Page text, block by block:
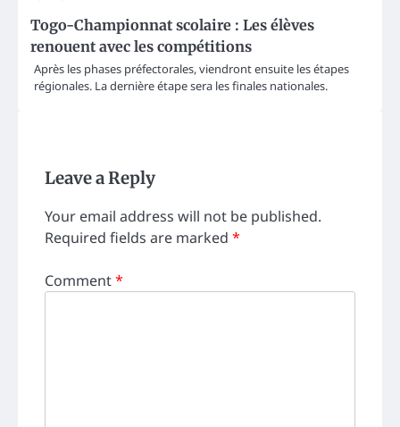
Togo-Championnat scolaire : Les élèves
renouent avec les compétitions
Après les phases préfectorales, viendront ensuite les étapes
régionales. La dernière étape sera les finales nationales.
Leave a Reply
Your email address will not be published.
Required fields are marked *
Comment*